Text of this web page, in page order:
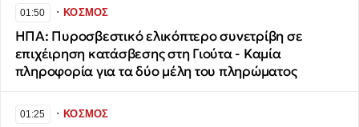
01:50 ∙ΚΟΣΜΟΣ
ΗΠΑ: Πυροσβεστικό ελικόπτερο συνετρίβη σε
επιχέιρηση κατάσβεσης στη Γιούτα - Καμία
πληροφορία για τα δύο μέλη του πληρώματος
01:25 ∙ΚΟΣΜΟΣ